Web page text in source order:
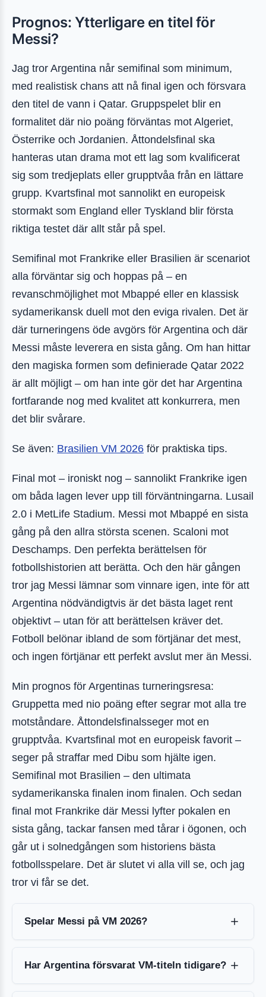
Prognos: Ytterligare en titel för
Messi?
Jag tror Argentina når semifinal som minimum,
med realistisk chans att nå final igen och försvara
den titel de vann i Qatar. Gruppspelet blir en
formalitet där nio poäng förväntas mot Algeriet,
Österrike och Jordanien. Åttondelsfinal ska
hanteras utan drama mot ett lag som kvalificerat
sig som tredjeplats eller grupptvåa från en lättare
grupp. Kvartsfinal mot sannolikt en europeisk
stormakt som England eller Tyskland blir första
riktiga testet där allt står på spel.
Semifinal mot Frankrike eller Brasilien är scenariot
alla förväntar sig och hoppas på – en
revanschmöjlighet mot Mbappé eller en klassisk
sydamerikansk duell mot den eviga rivalen. Det är
där turneringens öde avgörs för Argentina och där
Messi måste leverera en sista gång. Om han hittar
den magiska formen som definierade Qatar 2022
är allt möjligt – om han inte gör det har Argentina
fortfarande nog med kvalitet att konkurrera, men
det blir svårare.
Se även: Brasilien VM 2026 för praktiska tips.
Final mot – ironiskt nog – sannolikt Frankrike igen
om båda lagen lever upp till förväntningarna. Lusail
2.0 i MetLife Stadium. Messi mot Mbappé en sista
gång på den allra största scenen. Scaloni mot
Deschamps. Den perfekta berättelsen för
fotbollshistorien att berätta. Och den här gången
tror jag Messi lämnar som vinnare igen, inte för att
Argentina nödvändigtvis är det bästa laget rent
objektivt – utan för att berättelsen kräver det.
Fotboll belönar ibland de som förtjänar det mest,
och ingen förtjänar ett perfekt avslut mer än Messi.
Min prognos för Argentinas turneringsresa:
Gruppetta med nio poäng efter segrar mot alla tre
motståndare. Åttondelsfinalsseger mot en
grupptvåa. Kvartsfinal mot en europeisk favorit –
seger på straffar med Dibu som hjälte igen.
Semifinal mot Brasilien – den ultimata
sydamerikanska finalen inom finalen. Och sedan
final mot Frankrike där Messi lyfter pokalen en
sista gång, tackar fansen med tårar i ögonen, och
går ut i solnedgången som historiens bästa
fotbollsspelare. Det är slutet vi alla vill se, och jag
tror vi får se det.
Spelar Messi på VM 2026?
Har Argentina försvarat VM-titeln tidigare?